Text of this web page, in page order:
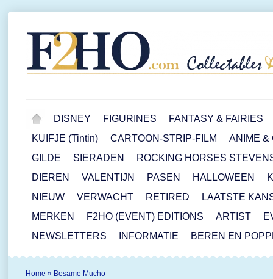
DISNEY FIGURINES
FANTASY & FAIRIES
KUIFJE (Tintin)
CARTOON-STRIP-FILM
ANIME &
GILDE
SIERADEN
ROCKING HORSES
DIEREN
VALENTIJN PASEN HALLOWEEN
NIEUW
VERWACHT RETIRED
LAATSTE
MERKEN
F2HO (EVENT) EDITIONS ARTIST
NEWSLETTERS
INFORMATIE BEREN EN
Home » Besame Mucho